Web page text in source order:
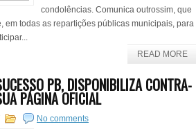
condolências. Comunica outrossim, que
em todas as repartições públicas municipais, para
READ MORE
PB, DISPONIBILIZA CONTRA-
PÁGINA OFICIAL
No comments